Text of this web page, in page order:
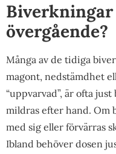
Biverkningar
övergående?
Många av de tidiga
magont, nedstämdhet
“uppvarvad”, är ofta
mildras efter hand. Om
med sig eller förvärras
Ibland behöver dosen